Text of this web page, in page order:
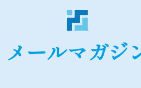
メールマガジ